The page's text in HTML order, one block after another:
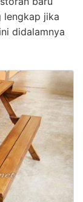
lengkap jika
didalamnya